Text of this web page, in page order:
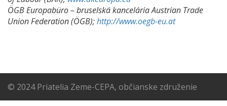
ÖGB Europabüro – bruselská kancelária Austrian Trade
Union Federation (ÖGB);http://www.oegb-eu.at
© 2024 Priatelia Zeme-CEPA, občianske združenie